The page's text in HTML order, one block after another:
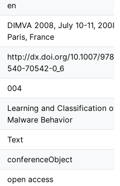
en
DIMVA 2008, July 10-11, 2008,
Paris, France
http://dx.doi.org/10.1007/978-
540-70542-0_6
004
Learning and Classification of
Malware Behavior
Text
conferenceObject
open access